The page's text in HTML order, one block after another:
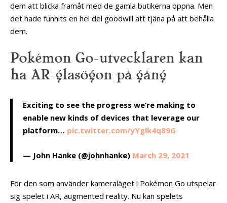
dem att blicka framåt med de gamla butikerna öppna. Men
det hade funnits en hel del goodwill att tjäna på att behålla
dem.
Pokémon Go-utvecklaren kan
ha AR-glasögon på gång
Exciting to see the progress we’re making to
enable new kinds of devices that leverage our
platform… pic.twitter.com/yYglk4q89G
— John Hanke (@johnhanke) March 29, 2021
För den som använder kameraläget i Pokémon Go utspelar
sig spelet i AR, augmented reality. Nu kan spelets